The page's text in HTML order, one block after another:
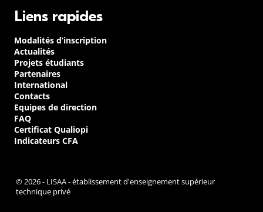
Liens rapides
Modalités d’inscription
Actualités
Projets étudiants
Partenaires
International
Contacts
Equipes de direction
FAQ
Certificat Qualiopi
Indicateurs CFA
© 2026 - LISAA - établissement d'enseignement supérieur
technique privé